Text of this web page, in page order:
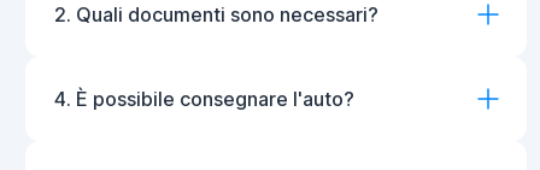
2. Quali documenti sono necessari?
4. È possibile consegnare l'auto?